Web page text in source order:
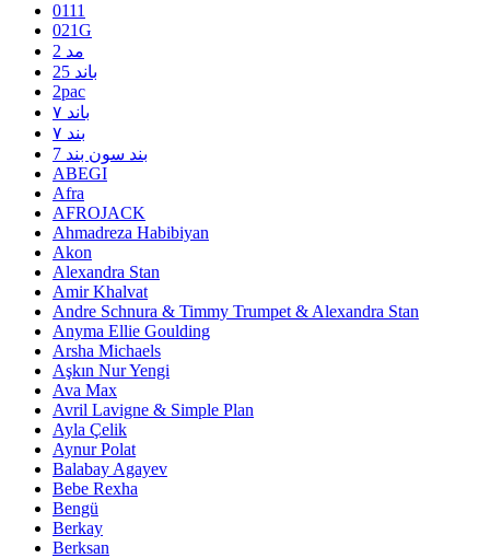
0111
021G
2 مد
25 باند
2pac
۷ باند
۷ بند
7 بند سون بند
ABEGI
Afra
AFROJACK
Ahmadreza Habibiyan
Akon
Alexandra Stan
Amir Khalvat
Andre Schnura & Timmy Trumpet & Alexandra Stan
Anyma Ellie Goulding
Arsha Michaels
Aşkın Nur Yengi
Ava Max
Avril Lavigne & Simple Plan
Ayla Çelik
Aynur Polat
Balabay Agayev
Bebe Rexha
Bengü
Berkay
Berksan